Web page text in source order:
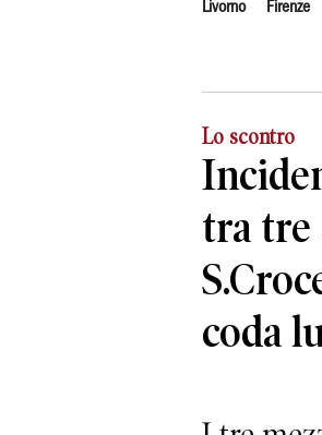
Livorno Firenze
Lo scontro
tra tre
coda